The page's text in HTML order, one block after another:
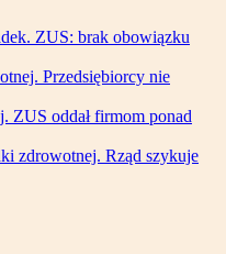
ZUS: brak obowiązku
Przedsiębiorcy nie
ZUS oddał firmom ponad
zdrowotnej. Rząd szykuje